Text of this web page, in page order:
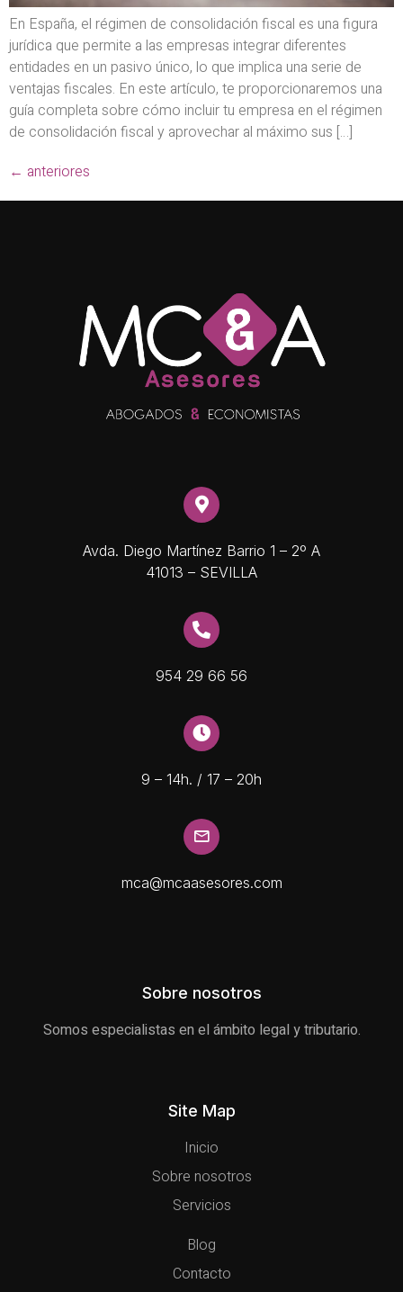
En España, el régimen de consolidación fiscal es una figura
jurídica que permite a las empresas integrar diferentes
entidades en un pasivo único, lo que implica una serie de
ventajas fiscales. En este artículo, te proporcionaremos una
guía completa sobre cómo incluir tu empresa en el régimen
de consolidación fiscal y aprovechar al máximo sus […]
← anteriores
Avda. Diego Martínez Barrio 1 – 2º A
41013 – SEVILLA
954 29 66 56
9 – 14h. / 17 – 20h
mca@mcaasesores.com
Sobre nosotros
Somos especialistas en el ámbito legal y tributario.
Site Map
Inicio
Sobre nosotros
Servicios
Blog
Contacto